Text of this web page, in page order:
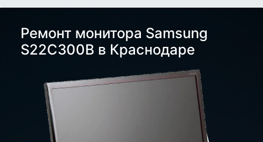
Ремонт монитора Samsung
S22C300B в Краснодаре